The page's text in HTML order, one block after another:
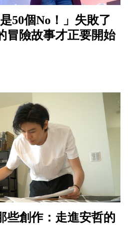
50個No！」失敗了
冒險故事才正要開始
些創作：走進安哲的